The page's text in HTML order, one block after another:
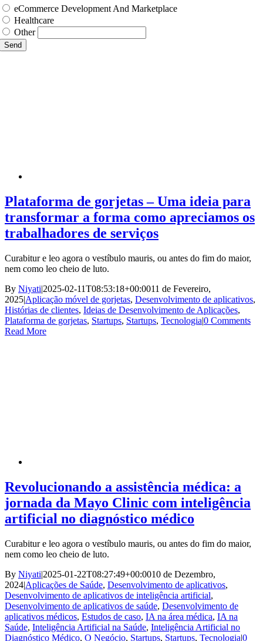
eCommerce Development And Marketplace
Healthcare
Other
Send
Plataforma de gorjetas – Uma ideia para
transformar a forma como apreciamos os
trabalhadores de serviços
Curabitur e leo agora o vestíbulo mauris, ou antes do fim do maior,
nem como leo cheio de luto.
By Niyati|2025-02-11T08:53:18+00:0011 de Fevereiro,
2025|Aplicação móvel de gorjetas, Desenvolvimento de aplicativos,
Histórias de clientes, Ideias de Desenvolvimento de Aplicações,
Plataforma de gorjetas, Startups, Startups, Tecnologia|0 Comments
Read More
Revolucionando a assistência médica: a
jornada da Mayo Clinic com inteligência
artificial no diagnóstico médico
Curabitur e leo agora o vestíbulo mauris, ou antes do fim do maior,
nem como leo cheio de luto.
By Niyati|2025-01-22T08:27:49+00:0010 de Dezembro,
2024|Aplicações de Saúde, Desenvolvimento de aplicativos,
Desenvolvimento de aplicativos de inteligência artificial,
Desenvolvimento de aplicativos de saúde, Desenvolvimento de
aplicativos médicos, Estudos de caso, IA na área médica, IA na
Saúde, Inteligência Artificial na Saúde, Inteligência Artificial no
Diagnóstico Médico, O Negócio, Startups, Startups, Tecnologia|0